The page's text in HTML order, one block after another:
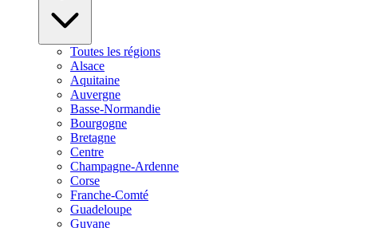
Toutes les régions
Alsace
Aquitaine
Auvergne
Basse-Normandie
Bourgogne
Bretagne
Centre
Champagne-Ardenne
Corse
Franche-Comté
Guadeloupe
Guyane